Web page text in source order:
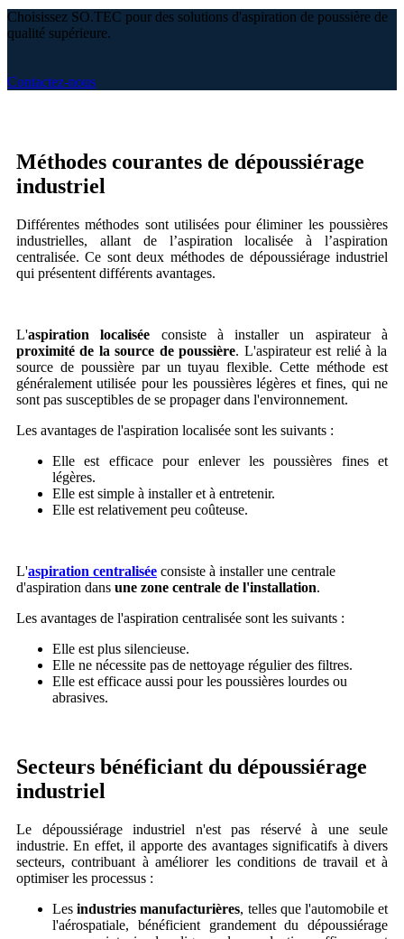
Choisissez SO.TEC pour des solutions d'aspiration de poussière de
qualité supérieure.
Contactez-nous
Méthodes courantes de dépoussiérage
industriel
Différentes méthodes sont utilisées pour éliminer les poussières
industrielles, allant de l’aspiration localisée à l’aspiration
centralisée. Ce sont deux méthodes de dépoussiérage industriel
qui présentent différents avantages.
L'aspiration localisée consiste à installer un aspirateur à
proximité de la source de poussière. L'aspirateur est relié à la
source de poussière par un tuyau flexible. Cette méthode est
généralement utilisée pour les poussières légères et fines, qui ne
sont pas susceptibles de se propager dans l'environnement.
Les avantages de l'aspiration localisée sont les suivants :
Elle est efficace pour enlever les poussières fines et
légères.
Elle est simple à installer et à entretenir.
Elle est relativement peu coûteuse.
L'aspiration centralisée consiste à installer une centrale
d'aspiration dans une zone centrale de l'installation.
Les avantages de l'aspiration centralisée sont les suivants :
Elle est plus silencieuse.
Elle ne nécessite pas de nettoyage régulier des filtres.
Elle est efficace aussi pour les poussières lourdes ou
abrasives.
Secteurs bénéficiant du dépoussiérage
industriel
Le dépoussiérage industriel n'est pas réservé à une seule
industrie. En effet, il apporte des avantages significatifs à divers
secteurs, contribuant à améliorer les conditions de travail et à
optimiser les processus :
Les industries manufacturières, telles que l'automobile et
l'aérospatiale, bénéficient grandement du dépoussiérage